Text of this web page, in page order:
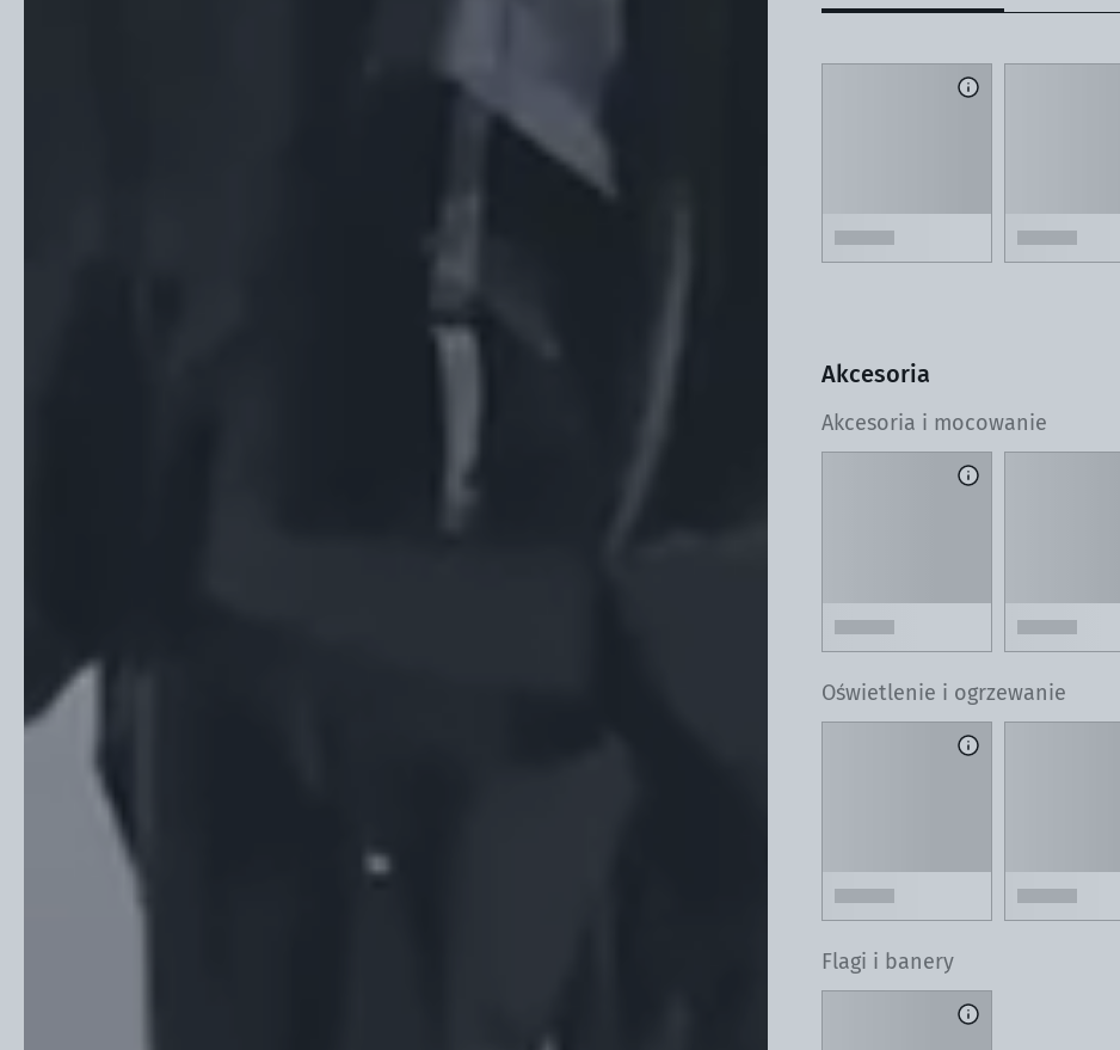
Akcesoria
Akcesoria i mocowanie
Oświetlenie i ogrzewanie
Flagi i banery
Zeskanuj kod QR swoim smartfonem i zobacz namiot
składany w swoim otoczeniu dzięki rozszerzonej